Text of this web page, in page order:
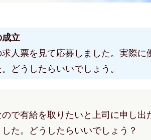
成立
人票を見て応募しました。実際
どうしたらいいでしょう。
で有給を取りたいと上司に申し
た。どうしたらいいでしょう？